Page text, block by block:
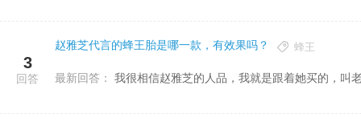
3
回答
赵雅芝代言的蜂王胎是哪一款，有效果吗？ 蜂王
最新回答： 我很相信赵雅芝的人品，我就是跟着她买的，叫